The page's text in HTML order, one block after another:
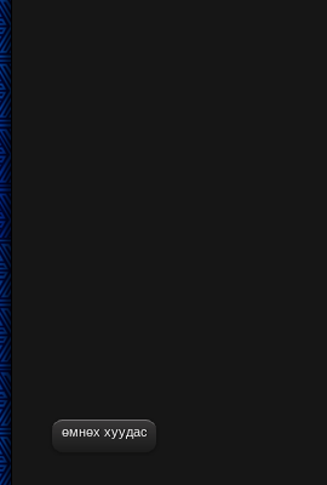
өмнөх хуудас